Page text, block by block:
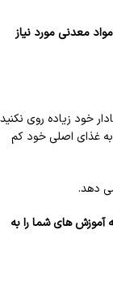
معدنی مورد نیاز
خود زیاده روی نکنید
غذای اصلی خود کم
دهد.
آموزش های شما را به